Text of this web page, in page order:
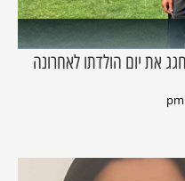
את יום הולדתו לאחרונה